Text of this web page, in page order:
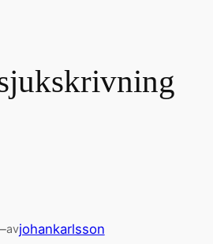
avjohankarlsson